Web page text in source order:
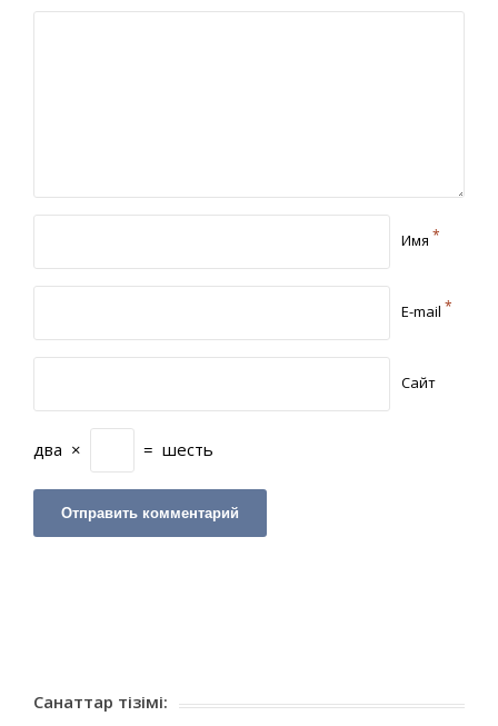
Имя *
E-mail *
Сайт
два × = шесть
Санаттар тізімі: